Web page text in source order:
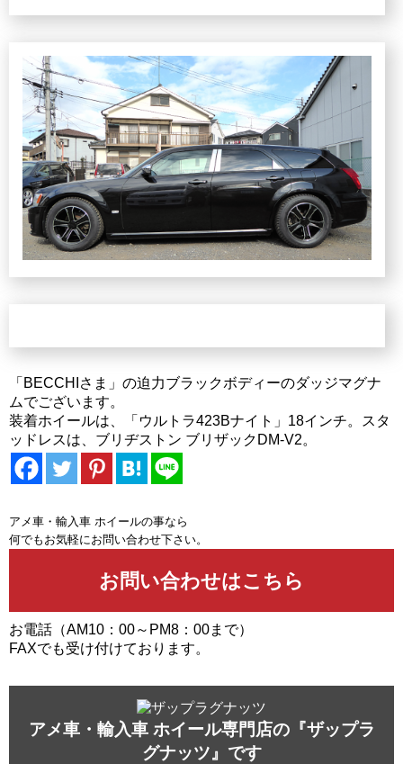
「BECCHIさま」の迫力ブラックボディーのダッジマグナ
ムでございます。
装着ホイールは、「ウルトラ423Bナイト」18インチ。スタ
ッドレスは、ブリヂストン ブリザックDM-V2。
アメ車・輸入車 ホイールの事なら
何でもお気軽にお問い合わせ下さい。
お電話（AM10：00～PM8：00まで）
FAXでも受け付けております。
アメ車・輸入車 ホイール専門店の『ザップラ
グナッツ』です